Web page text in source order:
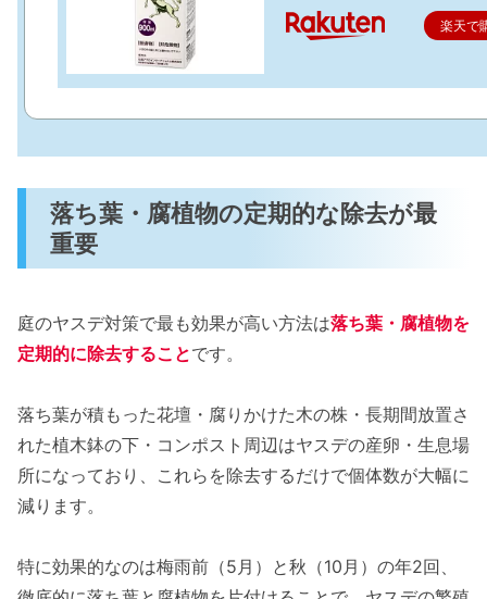
楽天で
落ち葉・腐植物の定期的な除去が最
重要
庭のヤスデ対策で最も効果が高い方法は落ち葉・腐植物を
定期的に除去することです。
落ち葉が積もった花壇・腐りかけた木の株・長期間放置さ
れた植木鉢の下・コンポスト周辺はヤスデの産卵・生息場
所になっており、これらを除去するだけで個体数が大幅に
減ります。
特に効果的なのは梅雨前（5月）と秋（10月）の年2回、